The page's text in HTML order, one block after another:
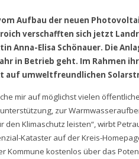
Aufbau der neuen
verschafften sich jetzt
Anna-Elisa Schönauer. Die
in Betrieb geht. Im Rahmen
auf umweltfreundlichen
mir auf möglichst vielen
zur
den Klimaschutz leisten“, wirbt
Kataster auf der Kreis-
Kommune kostenlos über das